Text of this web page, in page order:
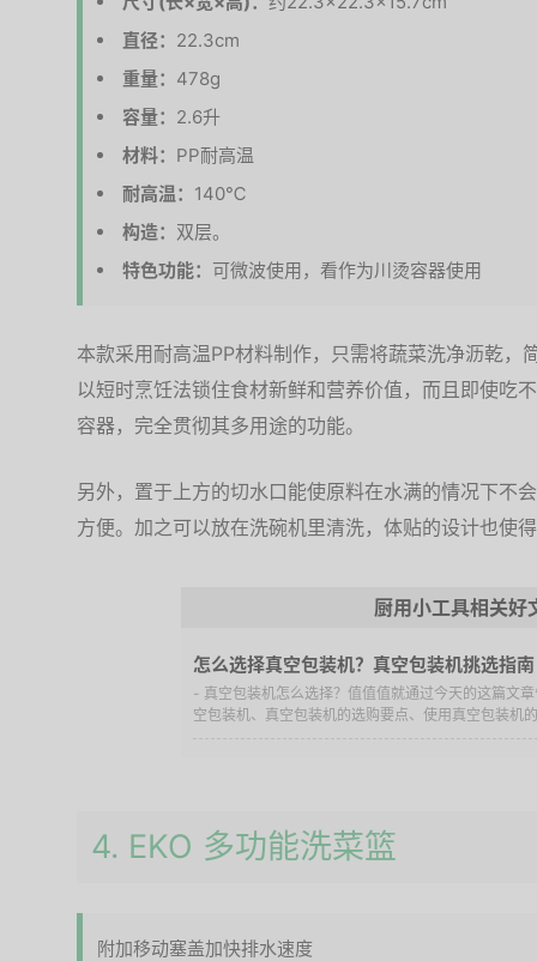
直径： 22.3cm
重量： 478g
容量： 2.6升
材料： PP耐高温
耐高温： 140℃
构造： 双层。
特色功能： 可微波使用，看作为川烫容器使用
本款采用耐高温PP材料制作，只需将蔬菜洗净沥乾，
以短时烹饪法锁住食材新鲜和营养价值，而且即使吃
容器，完全贯彻其多用途的功能。
另外，置于上方的切水口能使原料在水满的情况下不
方便。加之可以放在洗碗机里清洗，体贴的设计也使
厨用小工具相关好
怎么选择真空包装机？真空包装机挑选指南
- 真空包装机怎么选择？值值值就通过今天的这篇文
空包装机、真空包装机的选购要点、使用真空包装机
4. EKO 多功能洗菜篮
附加移动塞盖加快排水速度